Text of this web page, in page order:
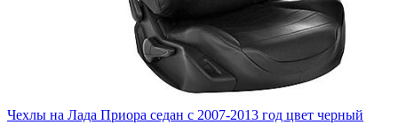
Чехлы на Лада Приора седан с 2007-2013 год цвет черный